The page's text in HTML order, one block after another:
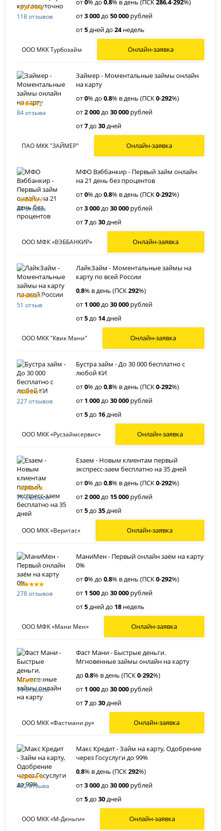
118 отзывов
от0% до0,8% в день (ПСК286,4-292%)
от3 000до50 000 рублей
от5дней до24недель
ООО МКК Турбозайм Онлайн-заявка
84 отзыва
Займер - Моментальные займы онлайн
на карту
от0% до0,8% в день (ПСК0-292%)
от2 000до30 000 рублей
от7до30дней
ПАО МКК "ЗАЙМЕР" Онлайн-заявка
34 отзыва
МФО Вэббанкир - Первый займ онлайн
на 21 день без процентов
от0% до0,8% в день (ПСК0-292%)
от3 000до30 000 рублей
от7до30дней
ООО МФК «ВЭББАНКИР» Онлайн-заявка
51 отзыв
ЛайкЗайм - Моментальные займы на
карту по всей России
0,8% в день (ПСК292%)
от 1 000до30 000 рублей
от5до 14дней
ООО МКК "Квик Мани" Онлайн-заявка
227 отзывов
Бустра займ - До 30 000 бесплатно с
любой КИ
от0% до0,8% в день (ПСК0-292%)
от 1 000до30 000 рублей
от5до 16дней
ООО МКК «Русзаймсервис» Онлайн-заявка
75 отзывов
Езаем - Новым клиентам первый
экспресс-заем бесплатно на 35 дней
от0% до0,8% в день (ПСК0-292%)
от2 000до 15 000 рублей
от5до35дней
ООО МКК «Веритас» Онлайн-заявка
278 отзывов
МаниМен - Первый онлайн заём на карту
0%
от0% до0,8% в день (ПСК0-292%)
от 1 500до30 000 рублей
от5дней до 18 недель
ООО МФК «Мани Мен» Онлайн-заявка
19 отзывов
Фаст Мани - Быстрые деньги.
Мгновенные займы онлайн на карту
до0,8% в день (ПСК0-292%)
от 1 000до30 000 рублей
от7до30дней
ООО МКК «Фастмани.ру» Онлайн-заявка
182 отзыва
Макс Кредит - Займ на карту, Одобрение
через Госуслуги до 99%
0,8% в день (ПСК292%)
от3 000до30 000 рублей
от5до30дней
ООО МКК «М-Деньги» Онлайн-заявка